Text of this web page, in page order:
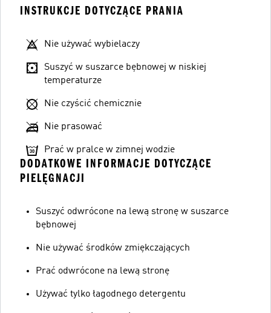
INSTRUKCJE DOTYCZĄCE PRANIA
Nie używać wybielaczy
Suszyć w suszarce bębnowej w niskiej
temperaturze
Nie czyścić chemicznie
Nie prasować
Prać w pralce w zimnej wodzie
DODATKOWE INFORMACJE DOTYCZĄCE
PIELĘGNACJI
Suszyć odwrócone na lewą stronę w suszarce
bębnowej
Nie używać środków zmiękczających
Prać odwrócone na lewą stronę
Używać tylko łagodnego detergentu